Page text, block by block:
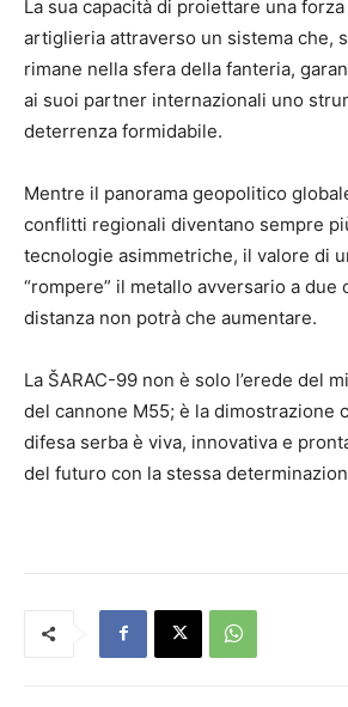
La sua capacità di proiettare una
artiglieria attraverso un sistema che,
rimane nella sfera della fanteria,
ai suoi partner internazionali uno
deterrenza formidabile.
Mentre il panorama geopolitico
conflitti regionali diventano sempre
tecnologie asimmetriche, il valore di
“rompere” il metallo avversario a due
distanza non potrà che aumentare.
La ŠARAC-99 non è solo l’erede del
del cannone M55; è la dimostrazione
difesa serba è viva, innovativa e
del futuro con la stessa